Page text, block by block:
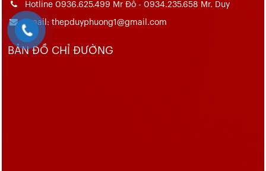
Hotline 0936.625.499 Mr Đô - 0934.235.658 Mr. Duy
Email: thepduyphuong1@gmail.com
BẢN ĐỒ CHỈ ĐƯỜNG